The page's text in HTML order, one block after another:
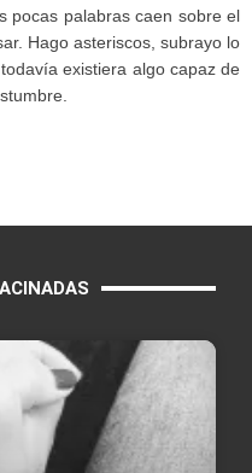
pocas palabras caen sobre el
Hago asteriscos, subrayo lo
existiera algo capaz de